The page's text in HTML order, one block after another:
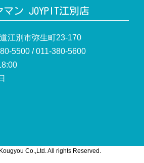
ン JOYPIT江別店
江別市弥生町23-170
5500 / 011-380-5600
Co.,Ltd. All rights Reserved.